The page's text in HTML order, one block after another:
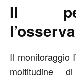
Il
Il monitoraggio
moltitudine